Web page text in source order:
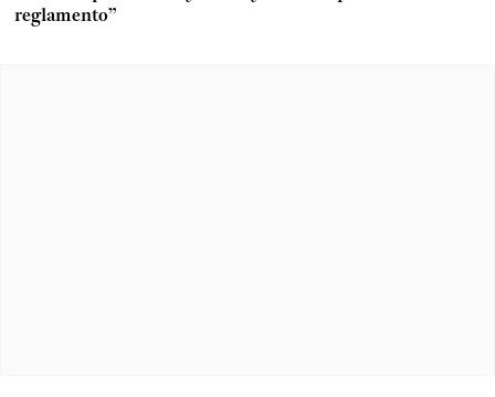
reglamento”